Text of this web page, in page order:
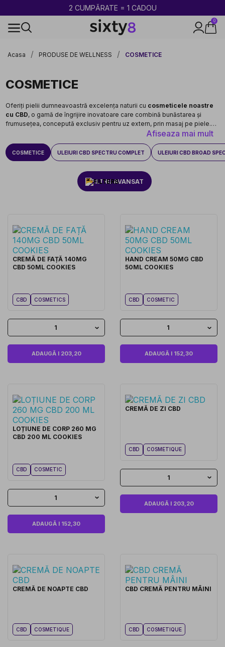
0
Acasa
PRODUSE DE WELLNESS COSMETICE
COSMETICE
Oferiți pielii dumneavoastră excelența naturii cu cosmeticele noastre
cu CBD, o gamă de îngrijire inovatoare care combină bunăstarea și
frumusețea, concepută exclusiv pentru uz extern, prin masaj pe piele.
Afiseaza mai mult
ULEIURI CBD SPECTRU COMPLET ULEIURI CBD BROAD
COSMETICE
FILTRU AVANSAT
CREMĂ DE FAȚĂ 140MG
CBD 50ML COOKIES
CBD COSMETICS
1
ADAUGĂ I 203,20
HAND CREAM 50MG CBD
50ML COOKIES
CBD COSMETIC
1
ADAUGĂ I 152,30
LOȚIUNE DE CORP 260 MG
CBD 200 ML COOKIES
CBD COSMETIC
1
ADAUGĂ I 152,30
CREMĂ DE ZI CBD
CBD COSMETIQUE
1
ADAUGĂ I 203,20
CREMĂ DE NOAPTE CBD
CBD COSMETIQUE
CBD CREMĂ PENTRU MÂINI
CBD COSMETIQUE